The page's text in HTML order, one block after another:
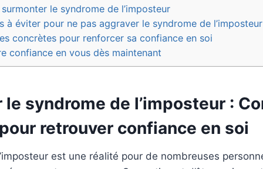
le syndrome de l’imposteur
à éviter pour ne pas aggraver le syndrome de l’imposteur
concrètes pour renforcer sa confiance en soi
confiance en vous dès maintenant
le syndrome de l’imposteur :
retrouver confiance en soi
est une réalité pour de nombreuses